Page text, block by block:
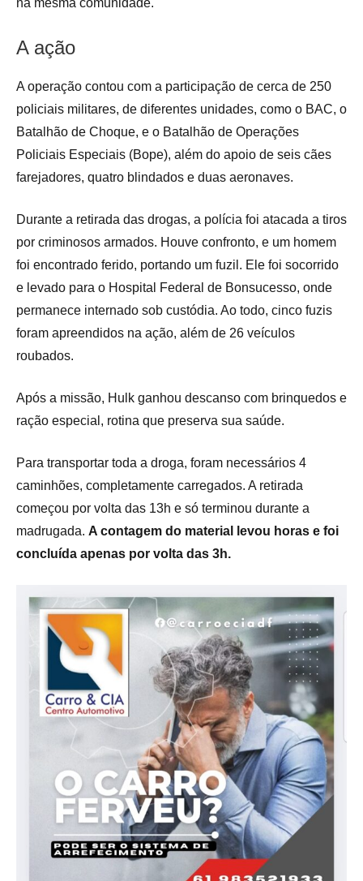
A ação
A operação contou com a participação de cerca de 250
policiais militares, de diferentes unidades, como o BAC, o
Batalhão de Choque, e o Batalhão de Operações
Policiais Especiais (Bope), além do apoio de seis cães
farejadores, quatro blindados e duas aeronaves.
Durante a retirada das drogas, a polícia foi atacada a tiros
por criminosos armados. Houve confronto, e um homem
foi encontrado ferido, portando um fuzil. Ele foi socorrido
e levado para o Hospital Federal de Bonsucesso, onde
permanece internado sob custódia. Ao todo, cinco fuzis
foram apreendidos na ação, além de 26 veículos
roubados.
Após a missão, Hulk ganhou descanso com brinquedos e
ração especial, rotina que preserva sua saúde.
Para transportar toda a droga, foram necessários 4
caminhões, completamente carregados. A retirada
começou por volta das 13h e só terminou durante a
madrugada. A contagem do material levou horas e foi
concluída apenas por volta das 3h.